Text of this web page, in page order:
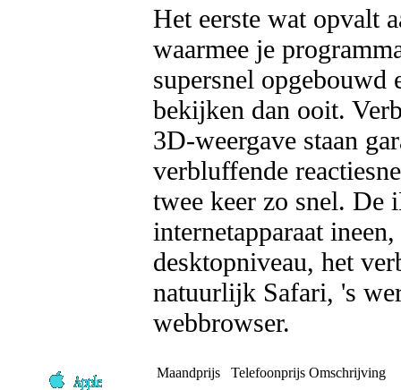
Het eerste wat opvalt
waarmee je
supersnel
bekijken dan ooit.
3D-weergave staan
verbluffende
twee keer zo snel. De
internetapparaat
desktopniveau, het
natuurlijk Safari, 's
webbrowser.
Maandprijs Telefoonprijs Omschrijving